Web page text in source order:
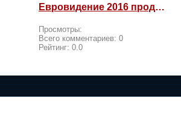
Евровидение 2016 продолжается! Россия возмущается и посылает
Просмотры:
Всего комментариев: 0
Рейтинг: 0.0